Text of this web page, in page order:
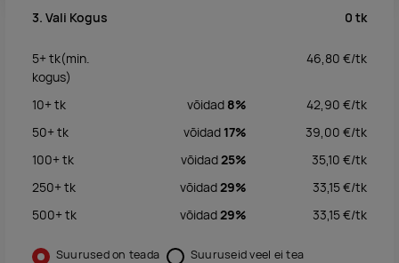
3. Vali Kogus 0 tk
5+tk(min.
kogus)
46,80 €/tk
10+tk võidad 8% 42,90 €/tk
50+tk võidad 17% 39,00 €/tk
100+tk võidad25% 35,10 €/tk
250+tk võidad29% 33,15€/tk
500+tk võidad29% 33,15€/tk
Suurused on teada Suuruseid veel ei tea